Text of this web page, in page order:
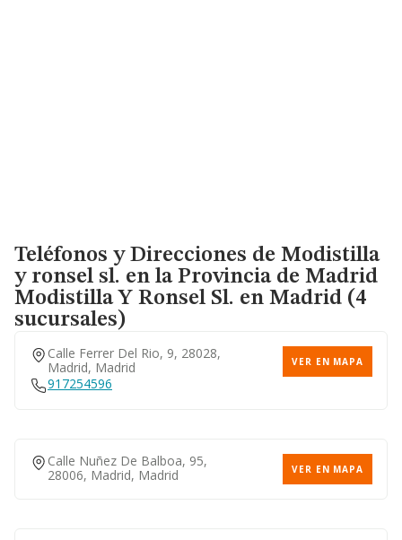
Teléfonos y Direcciones de Modistilla
y ronsel sl. en la Provincia de Madrid
Modistilla Y Ronsel Sl. en Madrid (4
sucursales)
Calle Ferrer Del Rio, 9, 28028,
Madrid, Madrid
VER EN MAPA
917254596
Calle Nuñez De Balboa, 95,
28006, Madrid, Madrid
VER EN MAPA